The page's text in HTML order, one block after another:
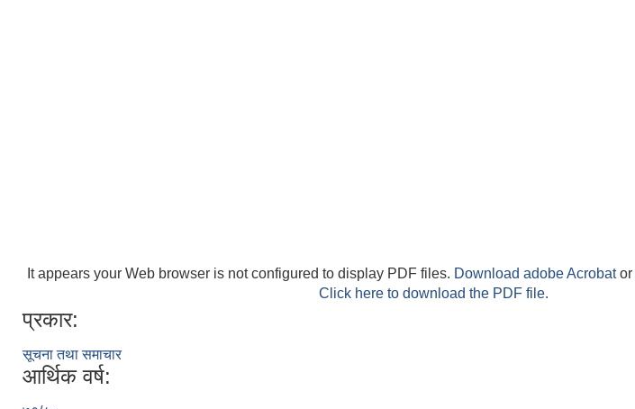
It appears your Web browser is not configured to display PDF files. Download adobe Acrobator
Click here to download the PDF file.
प्रकार:
सूचना तथा समाचार
आर्थिक वर्ष: